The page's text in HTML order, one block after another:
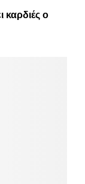
καρδιές ο